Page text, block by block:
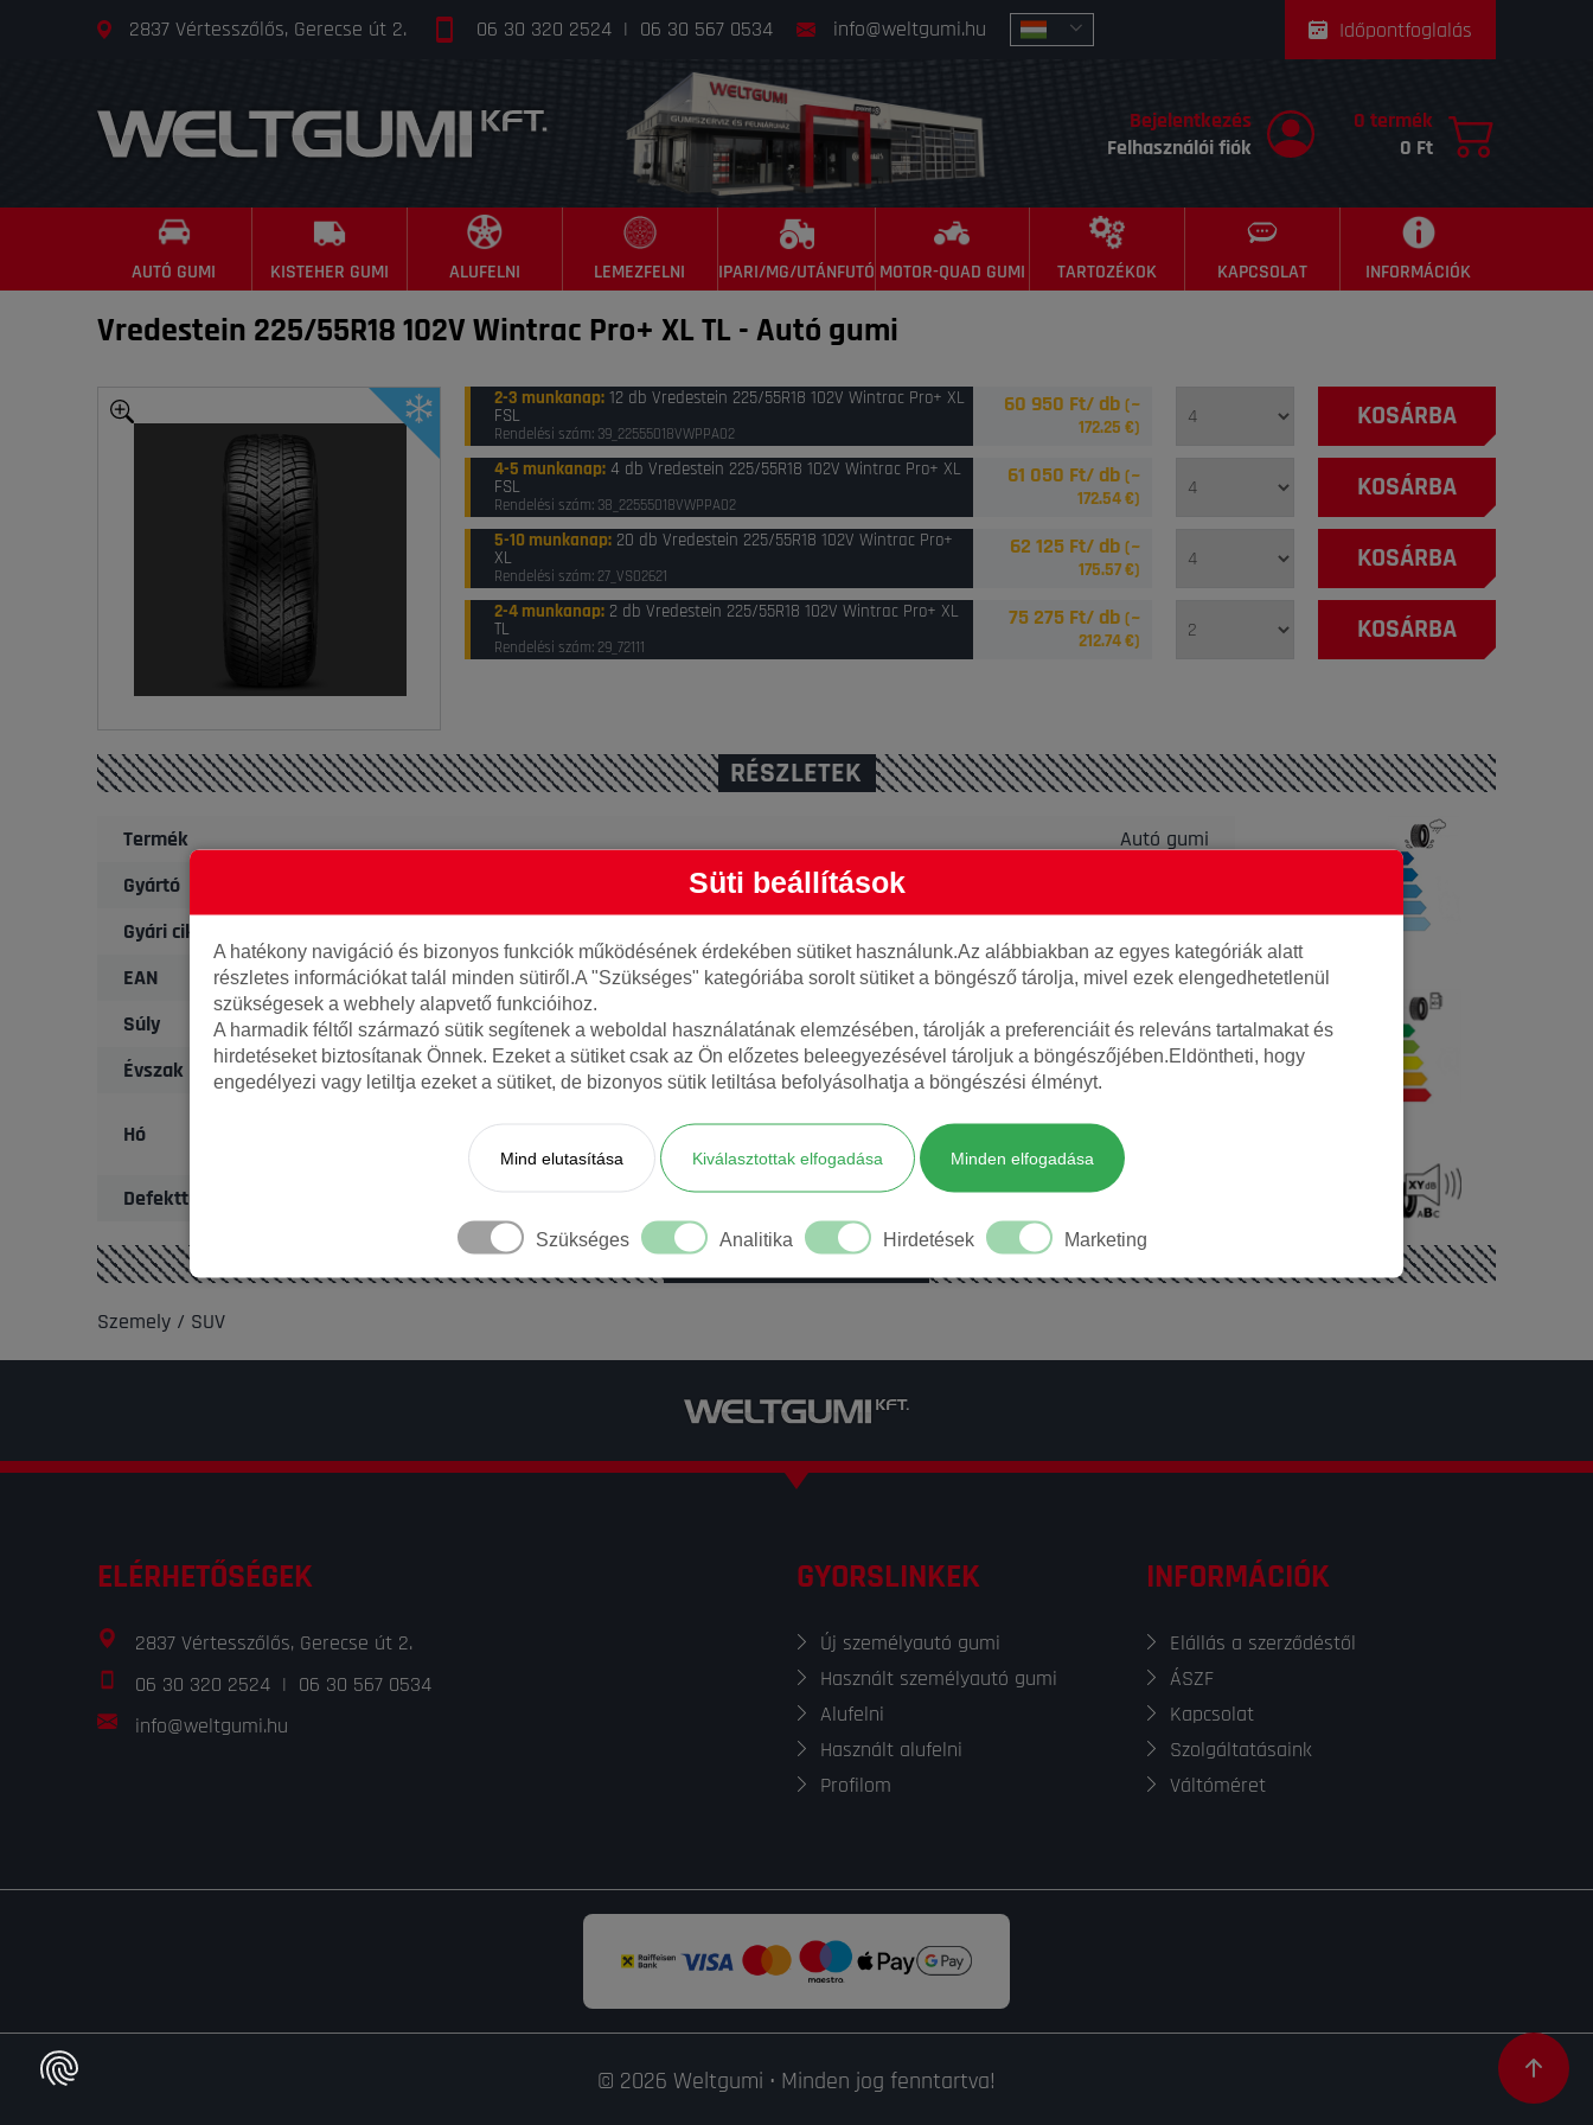
2837 Vértesszőlős, Gerecse út 2. 06 30 320 2524 | 06 30 567 0534 info@weltgumi.hu Időpontfoglalás
Bejelentkezés
Felhasználói fiók
0 termék
0 Ft
AUTÓ GUMI KISTEHER GUMI ALUFELNI LEMEZFELNI IPARI/MG/UTÁNFUTÓ MOTOR-QUAD GUMI TARTOZÉKOK KAPCSOLAT INFORMÁCIÓK
Vredestein 225/55R18 102V Wintrac Pro+ XL TL-Autó gumi
2-3 munkanap: 12 db Vredestein 225/55R18 102V Wintrac Pro+ XL
FSL
Rendelési szám: 39_22555018VWPPA02
60 950 Ft/ db (~
172.25 €) KOSÁRBA
4-5 munkanap: 4 db Vredestein 225/55R18 102V Wintrac Pro+ XL
FSL
Rendelési szám: 38_22555018VWPPA02
61 050 Ft/ db (~
172.54€) KOSÁRBA
5-10 munkanap: 20 db Vredestein 225/55R18 102V Wintrac Pro+
XL
Rendelési szám: 27_VS02621
62 125 Ft/ db (~
175.57€) KOSÁRBA
2-4 munkanap: 2 db Vredestein 225/55R18 102V Wintrac Pro+ XL
TL
Rendelési szám: 29_72111
75 275 Ft/ db (~
212.74€) KOSÁRBA
RÉSZLETEK
Termék
Autó gumi
Gyártó
Gyári cikkszám
EAN
8714692802621
Súly
11.1kg
Évszak
Téli
Hó
Defekttűrő
C
BŐVEBB INFORMÁCIÓ
Szemely / SUV
Süti beállítások
A hatékony navigáció és bizonyos funkciók működésének érdekében sütiket használunk.Az alábbiakban az egyes kategóriák alatt
részletes információkat talál minden sütiről.A "Szükséges" kategóriába sorolt sütiket a böngésző tárolja, mivel ezek elengedhetetlenül
szükségesek a webhely alapvető funkcióihoz.
A harmadik féltől származó sütik segítenek a weboldal használatának elemzésében, tárolják a preferenciáit és releváns tartalmakat és
hirdetéseket biztosítanak Önnek. Ezeket a sütiket csak az Ön előzetes beleegyezésével tároljuk a böngészőjében.Eldöntheti, hogy
engedélyezi vagy letiltja ezeket a sütiket, de bizonyos sütik letiltása befolyásolhatja a böngészési élményt.
Mind elutasítása Kiválasztottak elfogadása Minden elfogadása
Szükséges Analitika Hirdetések Marketing
ELÉRHETŐSÉGEK
2837 Vértesszőlős, Gerecse út 2.
06 30 320 2524 | 06 30 567 0534
info@weltgumi.hu
GYORSLINKEK
Új személyautó gumi
Használt személyautó gumi
Alufelni
Használt alufelni
Profilom
INFORMÁCIÓK
Elállás a szerződéstől
ÁSZF
Kapcsolat
Szolgáltatásaink
Váltóméret
© 2026 Weltgumi • Minden jog fenntartva!